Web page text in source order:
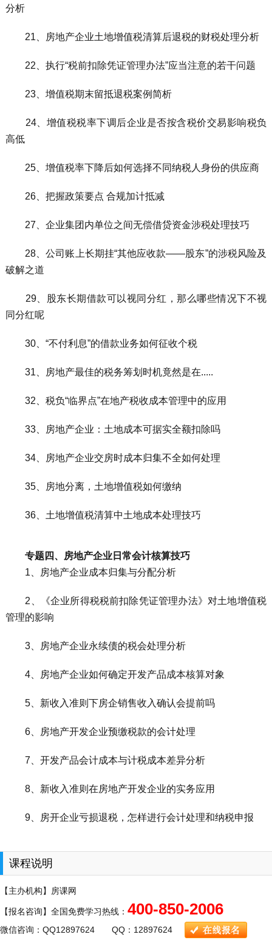
分析
21、房地产企业土地增值税清算后退税的财税处理分析
22、执行“税前扣除凭证管理办法”应当注意的若干问题
23、增值税期末留抵退税案例简析
24、增值税税率下调后企业是否按含税价交易影响税负
高低
25、增值税率下降后如何选择不同纳税人身份的供应商
26、把握政策要点 合规加计抵减
27、企业集团内单位之间无偿借贷资金涉税处理技巧
28、公司账上长期挂“其他应收款——股东”的涉税风险及
破解之道
29、股东长期借款可以视同分红，那么哪些情况下不视
同分红呢
30、“不付利息”的借款业务如何征收个税
31、房地产最佳的税务筹划时机竟然是在.....
32、税负“临界点”在地产税收成本管理中的应用
33、房地产企业：土地成本可据实全额扣除吗
34、房地产企业交房时成本归集不全如何处理
35、房地分离，土地增值税如何缴纳
36、土地增值税清算中土地成本处理技巧
专题四、房地产企业日常会计核算技巧
1、房地产企业成本归集与分配分析
2、《企业所得税税前扣除凭证管理办法》对土地增值税
管理的影响
3、房地产企业永续债的税会处理分析
4、房地产企业如何确定开发产品成本核算对象
5、新收入准则下房企销售收入确认会提前吗
6、房地产开发企业预缴税款的会计处理
7、开发产品会计成本与计税成本差异分析
8、新收入准则在房地产开发企业的实务应用
9、房开企业亏损退税，怎样进行会计处理和纳税申报
课程说明
【主办机构】房课网
【报名咨询】全国免费学习热线： 400-850-2006
微信咨询：QQ12897624 QQ：12897624